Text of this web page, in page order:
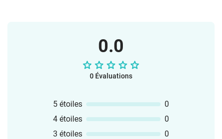
0.0
0 Évaluations
5 étoiles
0
4 étoiles
0
3 étoiles
0